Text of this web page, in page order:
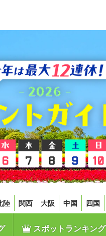
陸 関西 大阪 中国 四国
スポットランキング